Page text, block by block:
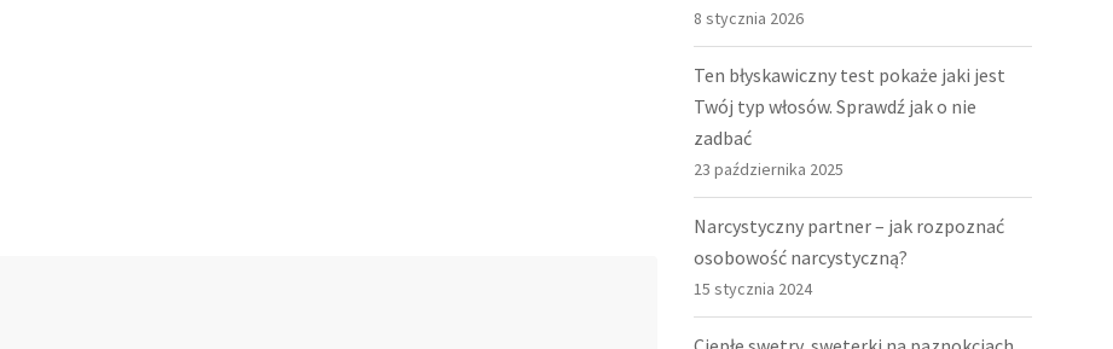
8 stycznia 2026
Ten błyskawiczny test pokaże jaki jest
Twój typ włosów. Sprawdź jak o nie
zadbać
23 października 2025
Narcystyczny partner – jak rozpoznać
osobowość narcystyczną?
15 stycznia 2024